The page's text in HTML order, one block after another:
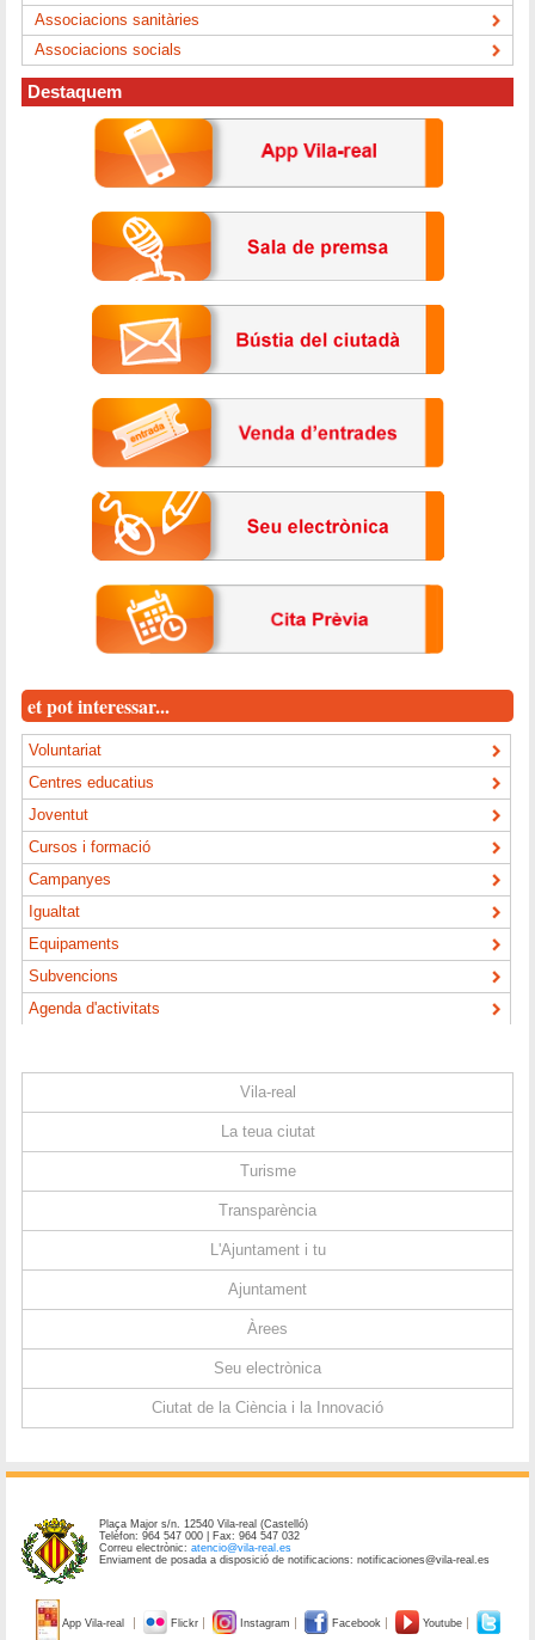
Associacions sanitàries
Associacions socials
Destaquem
et pot interessar...
Voluntariat
Centres educatius
Joventut
Cursos i formació
Campanyes
Igualtat
Equipaments
Subvencions
Agenda d'activitats
Vila-real
La teua ciutat
Turisme
Transparència
L'Ajuntament i tu
Ajuntament
Àrees
Seu electrònica
Ciutat de la Ciència i la Innovació
Plaça Major s/n. 12540 Vila-real (Castelló)
Telèfon: 964 547 000 | Fax: 964 547 032
Correu electrònic:atencio@vila-real.es
Enviament de posada a disposició de notificacions: notificaciones@vila-real.es
App Vila-real Flickr Instagram Facebook Youtube